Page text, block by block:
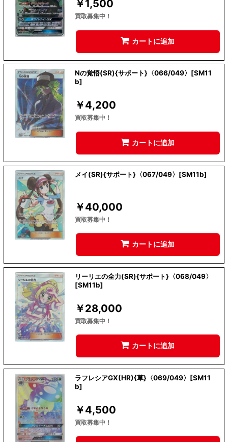
￥1,500
買取募集中！
カートに追加
Nの覚悟(SR){サポート}〈066/049〉[SM11
b]
￥4,200
買取募集中！
カートに追加
メイ(SR){サポート}〈067/049〉[SM11b]
￥40,000
買取募集中！
カートに追加
リーリエの全力(SR){サポート}〈068/049〉
[SM11b]
￥28,000
買取募集中！
カートに追加
ラフレシアGX(HR){草}〈069/049〉[SM11
b]
￥4,500
買取募集中！